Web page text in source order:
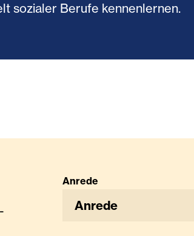
sozialer Berufe kennenlernen.
Anrede
Anrede